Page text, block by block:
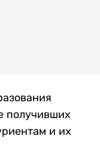
получивших
и их